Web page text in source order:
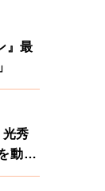
』最
秀
動か
。